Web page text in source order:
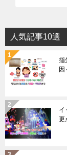
人気記事10選
指
因
イ
更